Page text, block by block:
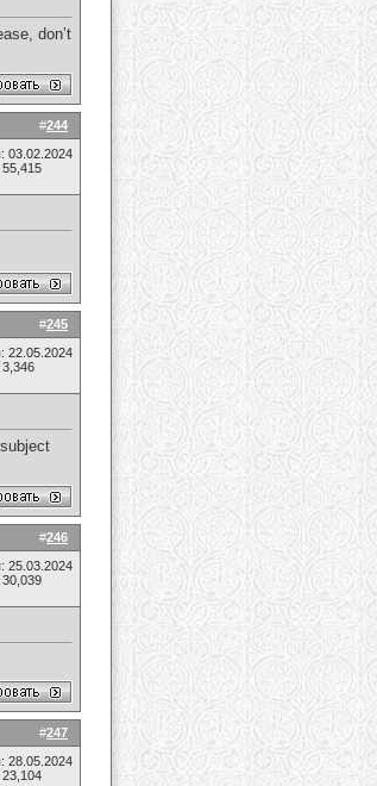
don’t
#244
03.02.2024
#245
22.05.2024
#246
25.03.2024
#247
28.05.2024